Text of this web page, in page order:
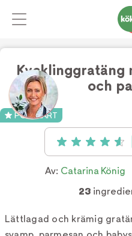
Kycklinggratäng
och
POPULÄRT
Betyg: 4.6 av 5
Av: Catarina König
23
Lättlagad och krämig